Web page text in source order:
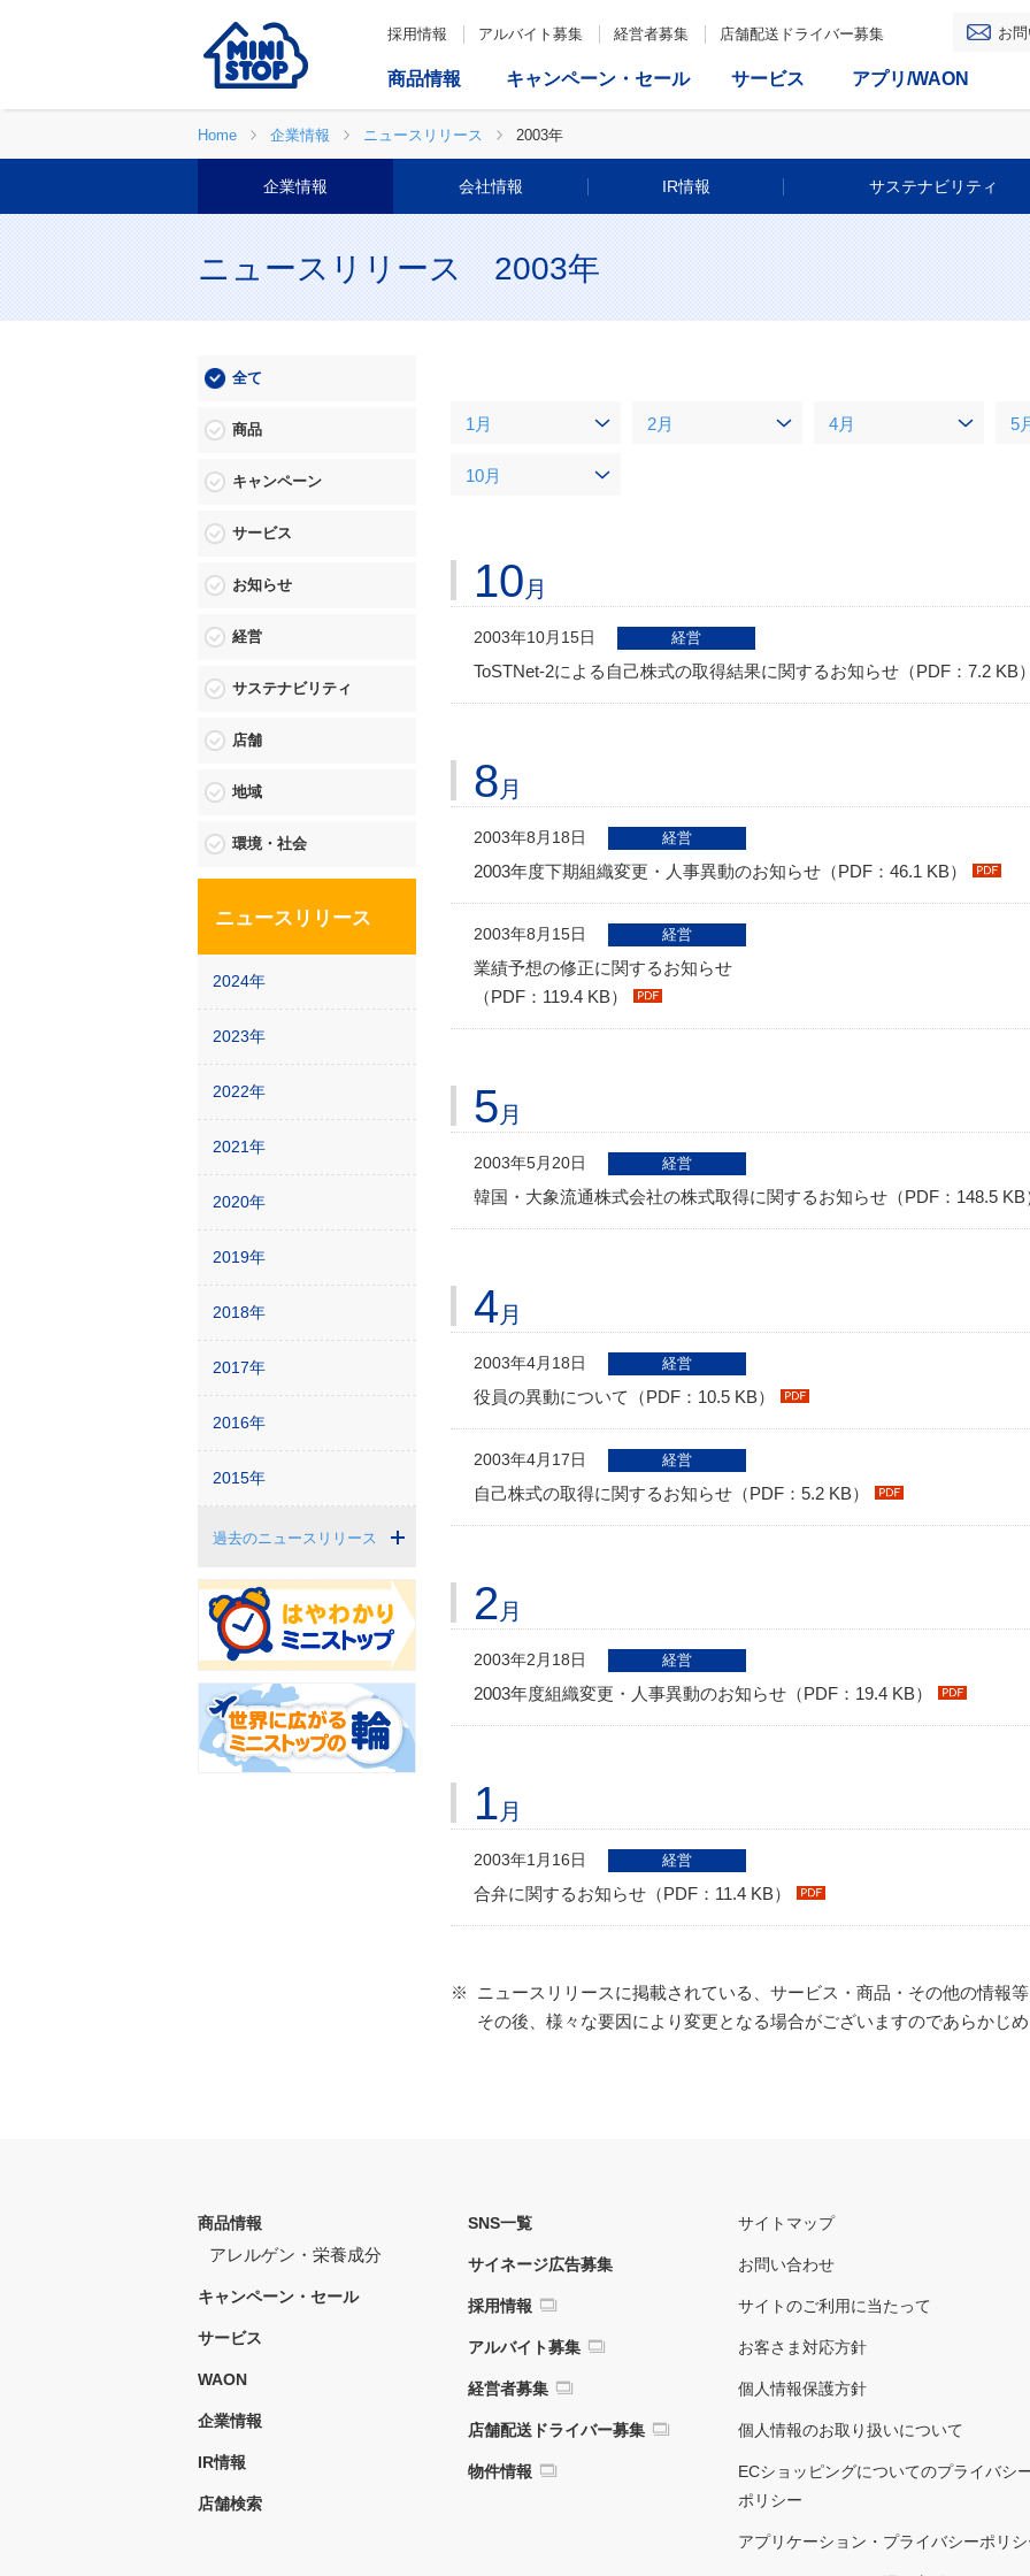
採用情報 アルバイト募集 経営者募集 店舗配送ドライバー募集 お
商品情報 キャンペーン・セール サービス アプリ/WAON
Home 企業情報 ニュースリリース 2003年
企業情報 会社情報 IR情報 サステナビリティ
ニュースリリース 2003年
1月 2月 4月 5
10月
10 月
2003年10月15日 経営
ToSTNet-2による自己株式の取得結果に関するお知らせ（PDF：7.2 KB
8 月
2003年8月18日 経営
2003年度下期組織変更・人事異動のお知らせ（PDF：46.1 KB）
2003年8月15日 経営
業績予想の修正に関するお知らせ
（PDF：119.4 KB）
5 月
2003年5月20日 経営
韓国・大象流通株式会社の株式取得に関するお知らせ（PDF：148.5 KB
4 月
2003年4月18日 経営
役員の異動について（PDF：10.5 KB）
2003年4月17日 経営
自己株式の取得に関するお知らせ（PDF：5.2 KB）
2 月
2003年2月18日 経営
2003年度組織変更・人事異動のお知らせ（PDF：19.4 KB）
1 月
2003年1月16日 経営
合弁に関するお知らせ（PDF：11.4 KB）
※
ニュースリリースに掲載されている、サービス・商品・その他の情報
その後、様々な要因により変更となる場合がございますのであらかじ
全て
商品
キャンペーン
サービス
お知らせ
経営
サステナビリティ
店舗
地域
環境・社会
ニュースリリース
2024年
2023年
2022年
2021年
2020年
2019年
2018年
2017年
2016年
2015年
過去のニュースリリース
商品情報
アレルゲン・栄養成分
キャンペーン・セール
サービス
WAON
企業情報
IR情報
店舗検索
SNS一覧
サイネージ広告募集
採用情報
アルバイト募集
経営者募集
店舗配送ドライバー募集
物件情報
サイトマップ
お問い合わせ
サイトのご利用に当たって
お客さま対応方針
個人情報保護方針
個人情報のお取り扱いについて
ECショッピングについてのプライバシ
ポリシー
アプリケーション・プライバシーポリ